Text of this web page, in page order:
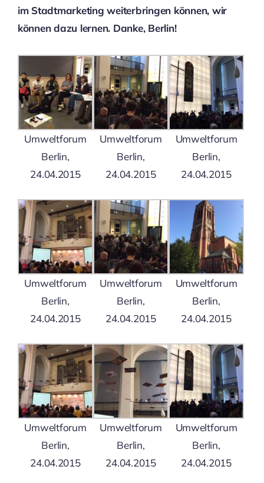
im Stadtmarketing weiterbringen können, wir
können dazu lernen. Danke, Berlin!
Umweltforum
Berlin,
24.04.2015
Umweltforum
Berlin,
24.04.2015
Umweltforum
Berlin,
24.04.2015
Umweltforum
Berlin,
24.04.2015
Umweltforum
Berlin,
24.04.2015
Umweltforum
Berlin,
24.04.2015
Umweltforum
Berlin,
24.04.2015
Umweltforum
Berlin,
24.04.2015
Umweltforum
Berlin,
24.04.2015